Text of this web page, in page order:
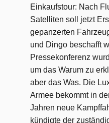
Einkaufstour: Nach
Satelliten soll jetzt
gepanzerten
und Dingo beschafft
Pressekonferenz
um das Warum zu
aber das Was. Die
Armee bekommt in
Jahren neue
kündigte der